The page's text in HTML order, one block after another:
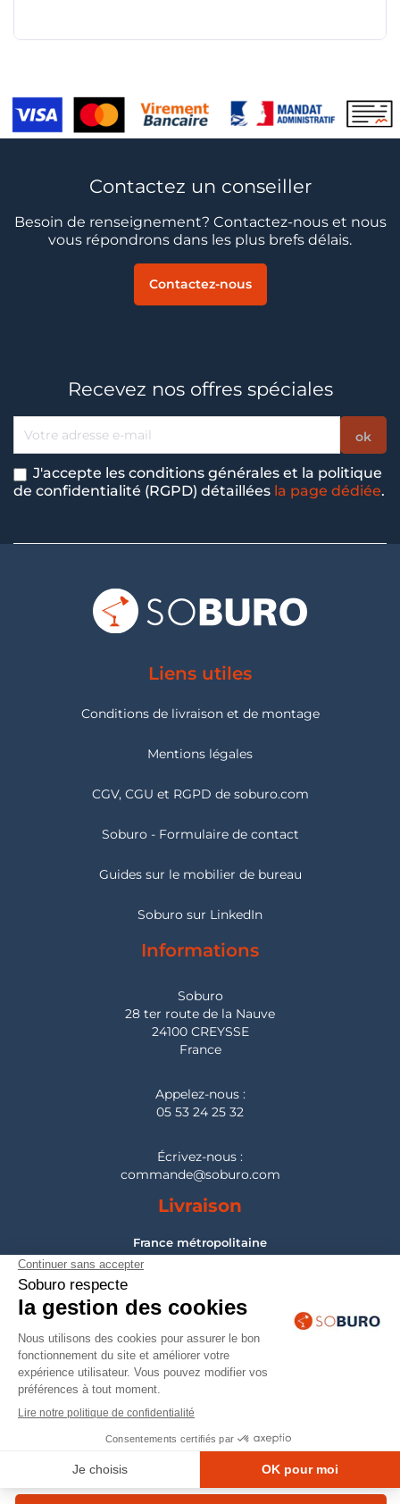
Contactez un conseiller
Besoin de renseignement? Contactez-nous et nous
vous répondrons dans les plus brefs délais.
Contactez-nous
Recevez nos offres spéciales
J'accepte les conditions générales et la politique
de confidentialité (RGPD) détaillées la page dédiée.
Liens utiles
Conditions de livraison et de montage
Mentions légales
CGV, CGU et RGPD de soburo.com
Soburo - Formulaire de contact
Guides sur le mobilier de bureau
Soburo sur LinkedIn
Informations
Soburo
28 ter route de la Nauve
24100 CREYSSE
France
Appelez-nous :
05 53 24 25 32
Écrivez-nous :
commande@soburo.com
Livraison
France métropolitaine
Pour les DOM-TOM, Belgique, Suisse, Luxembourg :
Montage
France métropolitaine
Pour les DOM-TOM, Belgique, Suisse, Luxembourg :
nous consulter
© 2026 — Mobilier professionnel Soburo